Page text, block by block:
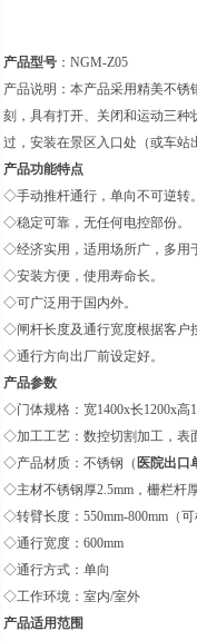
产品型号 ：NGM-Z05
产品说明：本产品采用精美不
刻，具有打开、关闭和运动三种
过，安装在景区入口处（或车站
产品功能特点
◇手动推杆通行，单向不可逆转
◇稳定可靠，无任何电控部份。
◇经济实用，适用场所广，多用
◇安装方便，使用寿命长。
◇可广泛用于国内外。
◇闸杆长度及通行宽度根据客户
◇通行方向出厂前设定好。
产品参数
◇门体规格：宽1400x长1200x高
◇加工工艺：数控切割加工，表
◇产品材质：不锈钢（ 医院出口
◇主材不锈钢厚2.5mm，栅栏杆
◇转臂长度：550mm-800mm（
◇通行宽度：600mm
◇通行方式：单向
◇工作环境：室内/室外
产品适用范围